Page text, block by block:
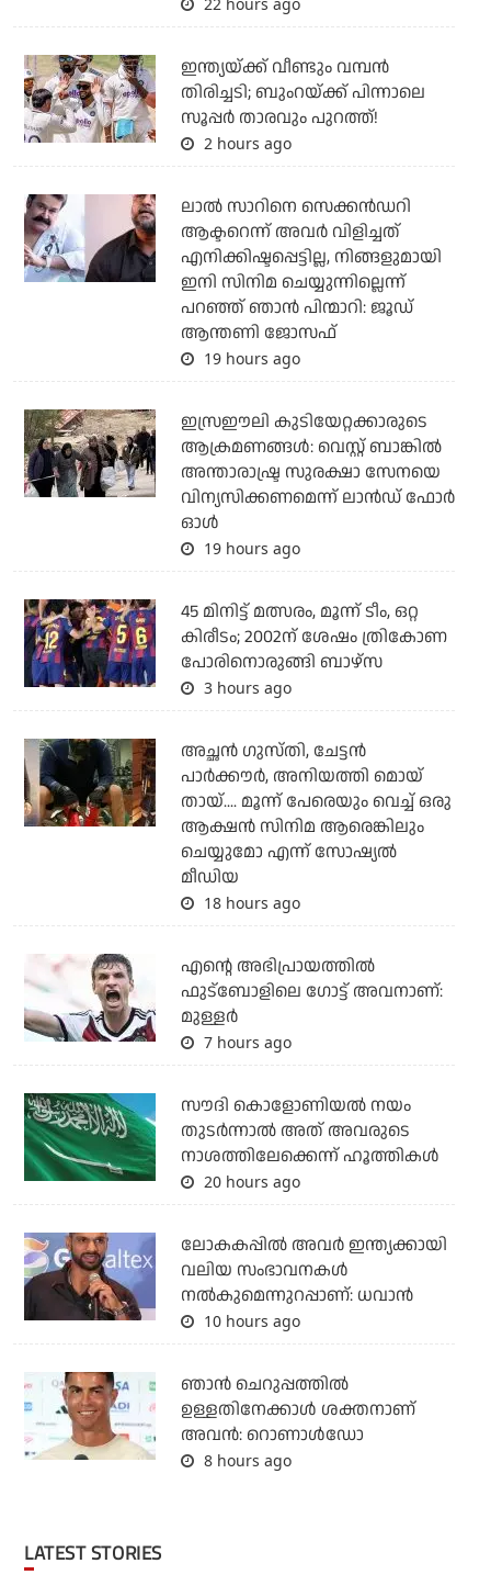
ഇന്ത്യയ്ക്ക് വീണ്ടും വമ്പന്‍
തിരിച്ചടി; ബുംറയ്ക്ക് പിന്നാലെ
സൂപ്പര്‍ താരവും പുറത്ത്!
2 hours ago
ലാല്‍ സാറിനെ സെക്കന്‍ഡറി
ആക്ടറെന്ന് അവര്‍ വിളിച്ചത്
എനിക്കിഷ്ടപ്പെട്ടില്ല, നിങ്ങളുമായി
ഇനി സിനിമ ചെയ്യുന്നില്ലെന്ന്
പറഞ്ഞ് ഞാന്‍ പിന്മാറി: ജൂഡ്
ആന്തണി ജോസഫ്
19 hours ago
ഇസ്രഈലി കുടിയേറ്റക്കാരുടെ
ആക്രമണങ്ങള്‍: വെസ്റ്റ് ബാങ്കില്‍
അന്താരാഷ്ട്ര സുരക്ഷാ സേനയെ
വിന്യസിക്കണമെന്ന് ലാന്‍ഡ് ഫോര്‍
ഓള്‍
19 hours ago
45 മിനിട്ട് മത്സരം, മൂന്ന് ടീം, ഒറ്റ
കിരീടം; 2002ന് ശേഷം ത്രികോണ
പോരിനൊരുങ്ങി ബാഴ്‌സ
3 hours ago
അച്ഛന്‍ ഗുസ്തി, ചേട്ടന്‍
പാര്‍ക്കൗര്‍, അനിയത്തി മൊയ്
തായ്.... മൂന്ന് പേരെയും വെച്ച് ഒരു
ആക്ഷന്‍ സിനിമ ആരെങ്കിലും
ചെയ്യുമോ എന്ന് സോഷ്യല്‍
മീഡിയ
18 hours ago
എന്റെ അഭിപ്രായത്തില്‍
ഫുട്‌ബോളിലെ ഗോട്ട് അവനാണ്:
മുള്ളര്‍
7 hours ago
സൗദി കൊളോണിയല്‍ നയം
തുടര്‍ന്നാല്‍ അത് അവരുടെ
നാശത്തിലേക്കെന്ന് ഹൂത്തികള്‍
20 hours ago
ലോകകപ്പിൽ അവര്‍ ഇന്ത്യക്കായി
വലിയ സംഭാവനകള്‍
നല്‍കുമെന്നുറപ്പാണ്: ധവാന്‍
10 hours ago
ഞാന്‍ ചെറുപ്പത്തില്‍
ഉള്ളതിനേക്കാള്‍ ശക്തനാണ്
അവന്‍: റൊണാള്‍ഡോ
8 hours ago
LATEST STORIES